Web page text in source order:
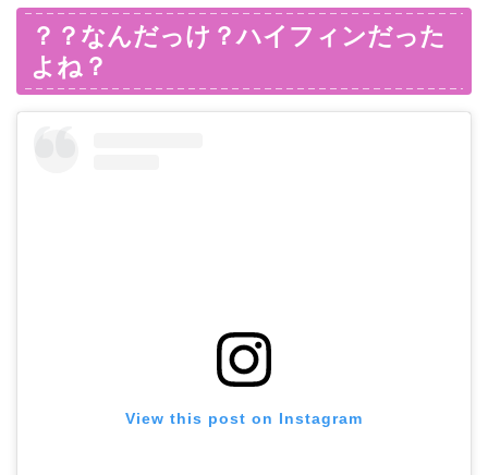
？？なんだっけ？ハイフィンだった
よね？
View this post on Instagram